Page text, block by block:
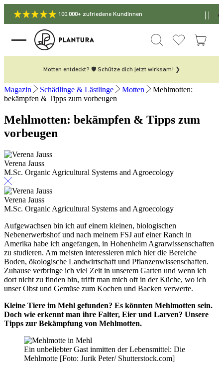
100.000+ zufriedene KundInnen
Motten entdeckt? 🛡️ Schütze dich jetzt wirksam! ❯
Magazin Schädlinge & Lästlinge Motten
Mehlmotten:
bekämpfen & Tipps zum vorbeugen
Mehlmotten: bekämpfen & Tipps zum
vorbeugen
Verena Jauss
M.Sc. Organic Agricultural Systems and Agroecology
Verena Jauss
M.Sc. Organic Agricultural Systems and Agroecology
Aufgewachsen bin ich auf einem kleinen, biologischen
Nebenerwerbshof und nach meinem FSJ auf einer Ranch in
Amerika habe ich angefangen, in Hohenheim Agrarwissenschaften
zu studieren. Am meisten interessieren mich hier die Bereiche
Boden, ökologische Landwirtschaft und Pflanzenwissenschaften.
Zuhause verbringe ich viel Zeit in unserem Garten und wenn ich
dort nicht zu finden bin, trifft man mich oft in der Küche, wo ich
unser Obst und Gemüse zum Kochen und Backen verwerte.
Kleine Tiere im Mehl gefunden? Es könnten Mehlmotten sein.
Doch wie erkennt man ihre Falter, Eier und Larven? Unsere
Tipps zur Bekämpfung von Mehlmotten.
Ein unbeliebter Gast inmitten der Lebensmittel: Die
Mehlmotte [Foto: Jurik Peter/ Shutterstock.com]